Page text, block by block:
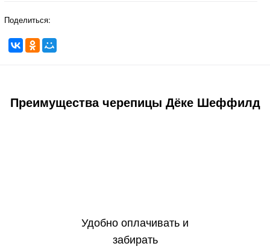
Поделиться:
Преимущества черепицы Дёке Шеффилд
Удобно оплачивать и
забирать